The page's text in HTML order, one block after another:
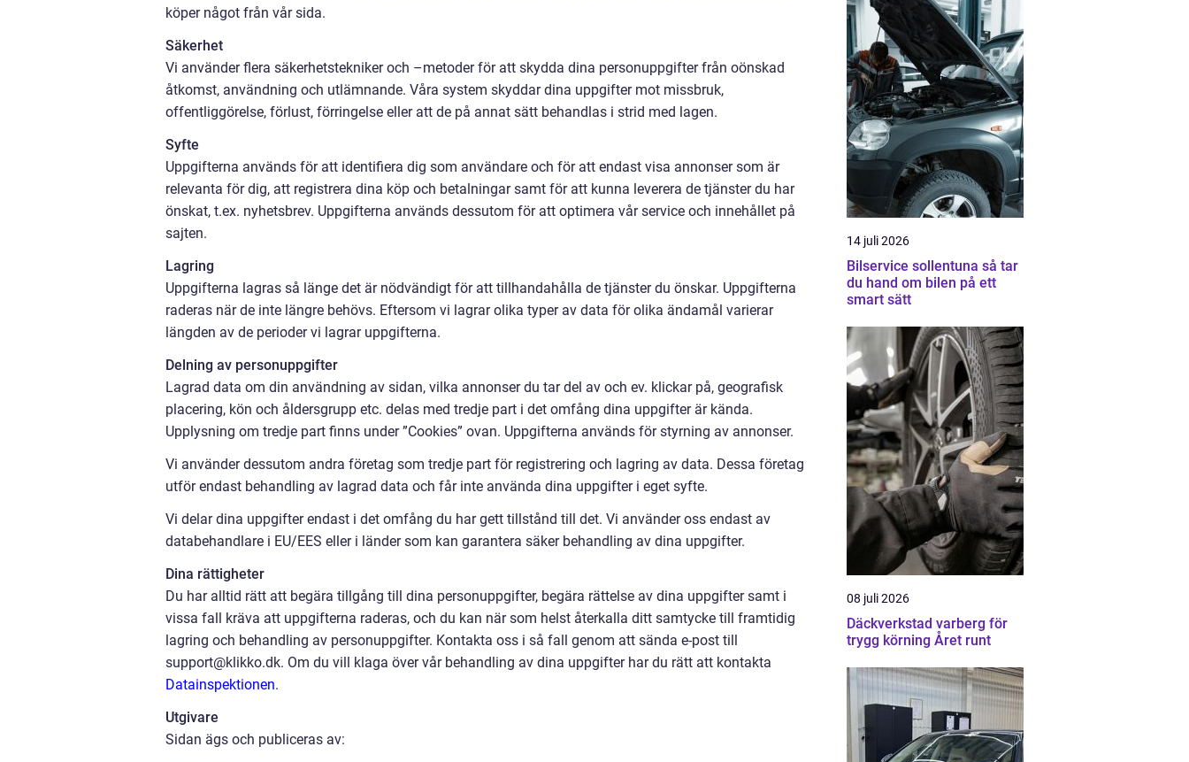
köper något från vår sida.
Säkerhet
Vi använder flera säkerhetstekniker och –metoder för att skydda dina personuppgifter från oönskad
åtkomst, användning och utlämnande. Våra system skyddar dina uppgifter mot missbruk,
offentliggörelse, förlust, förringelse eller att de på annat sätt behandlas i strid med lagen.
Syfte
Uppgifterna används för att identifiera dig som användare och för att endast visa annonser som är
relevanta för dig, att registrera dina köp och betalningar samt för att kunna leverera de tjänster du har
önskat, t.ex. nyhetsbrev. Uppgifterna används dessutom för att optimera vår service och innehållet på
sajten.
Lagring
Uppgifterna lagras så länge det är nödvändigt för att tillhandahålla de tjänster du önskar. Uppgifterna
raderas när de inte längre behövs. Eftersom vi lagrar olika typer av data för olika ändamål varierar
längden av de perioder vi lagrar uppgifterna.
Delning av personuppgifter
Lagrad data om din användning av sidan, vilka annonser du tar del av och ev. klickar på, geografisk
placering, kön och åldersgrupp etc. delas med tredje part i det omfång dina uppgifter är kända.
Upplysning om tredje part finns under ”Cookies” ovan. Uppgifterna används för styrning av annonser.
Vi använder dessutom andra företag som tredje part för registrering och lagring av data. Dessa företag
utför endast behandling av lagrad data och får inte använda dina uppgifter i eget syfte.
Vi delar dina uppgifter endast i det omfång du har gett tillstånd till det. Vi använder oss endast av
databehandlare i EU/EES eller i länder som kan garantera säker behandling av dina uppgifter.
Dina rättigheter
Du har alltid rätt att begära tillgång till dina personuppgifter, begära rättelse av dina uppgifter samt i
vissa fall kräva att uppgifterna raderas, och du kan när som helst återkalla ditt samtycke till framtidig
lagring och behandling av personuppgifter. Kontakta oss i så fall genom att sända e-post till
support@klikko.dk. Om du vill klaga över vår behandling av dina uppgifter har du rätt att kontakta
Datainspektionen.
Utgivare
Sidan ägs och publiceras av:
14 juli 2026
Bilservice sollentuna så tar
du hand om bilen på ett
smart sätt
08 juli 2026
Däckverkstad varberg för
trygg körning Året runt